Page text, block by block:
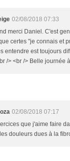
02/08/2018 07:33
merci Daniel. C'est
certes "je connais et
entendre est toujours
/> <br /> Belle journée
02/08/2018 07:17
que j'aime faire
douleurs dues à la